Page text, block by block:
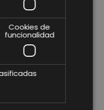
de Privacidad y Aviso
a Lifting Group para
proporciono en este
conmigo y para
promociones mediante
Cookies de
funcionalidad